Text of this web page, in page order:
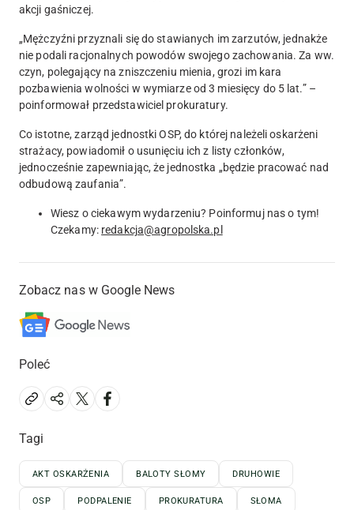
akcji gaśniczej.
„Mężczyźni przyznali się do stawianych im zarzutów, jednakże
nie podali racjonalnych powodów swojego zachowania. Za ww.
czyn, polegający na zniszczeniu mienia, grozi im kara
pozbawienia wolności w wymiarze od 3 miesięcy do 5 lat.” –
poinformował przedstawiciel prokuratury.
Co istotne, zarząd jednostki OSP, do której należeli oskarżeni
strażacy, powiadomił o usunięciu ich z listy członków,
jednocześnie zapewniając, że jednostka „będzie pracować nad
odbudową zaufania”.
Wiesz o ciekawym wydarzeniu? Poinformuj nas o tym!
Czekamy: redakcja@agropolska.pl
Zobacz nas w Google News
Poleć
Tagi
AKT OSKARŻENIA BALOTY SŁOMY DRUHOWIE
OSP PODPALENIE PROKURATURA SŁOMA